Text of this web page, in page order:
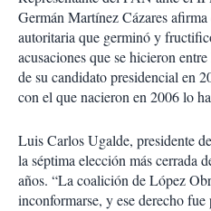
Germán Martínez Cázares
autoritaria que germinó y
acusaciones que se hicieron
de su candidato presidencial en
con el que nacieron en 2006 lo
Luis Carlos Ugalde, presidente
la séptima elección más cerrada
años. “La coalición de López
inconformarse, y ese derecho